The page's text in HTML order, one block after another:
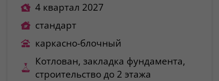
4 квартал 2027
стандарт
каркасно-блочный
Котлован, закладка фундамента,
строительство до 2 этажа